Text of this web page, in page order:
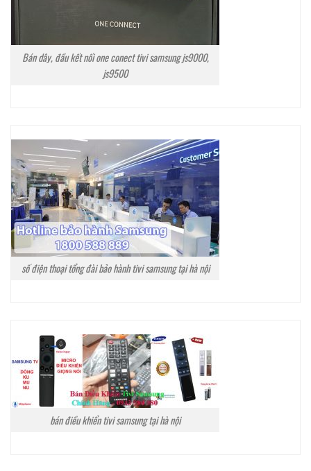
Bán dây, đầu kết nối one conect tivi samsung js9000,
js9500
số điện thoại tổng đài bảo hành tivi samsung tại hà nội
bán điều khiển tivi samsung tại hà nội